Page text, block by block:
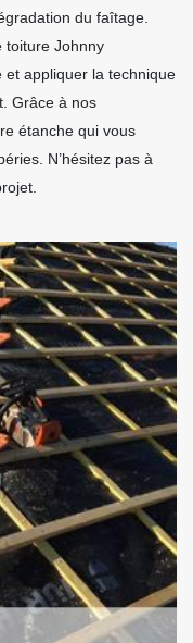
du faîtage.
toiture Johnny
appliquer la technique
Grâce à nos
étanche qui vous
N’hésitez pas à